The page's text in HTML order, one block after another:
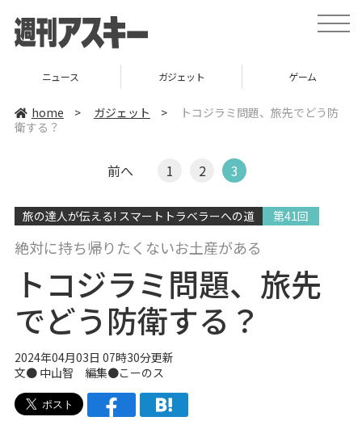
t
o
a
v
ニュース ガジェット ゲーム
home > ガジェット >
トコジラミ問題、旅先でどう防
衛する？
前へ 1 2 3
旅の達人が伝える! スマートトラベラーへの道 第41回
絶対に持ち帰りたくないお土産がある
トコジラミ問題、旅先
でどう防衛する？
2024年04月03日 07時30分更新
文● 中山智 編集●こーのス